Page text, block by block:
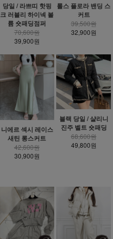
당일 / 라쁘띠 핫핑
크 러블리 하이넥 볼
륨 숏패딩점퍼
70,600원
39,900원
롤스 플로라 밴딩 스
커트
39,500원
32,900원
니에르 섹시 레이스
새틴 롱스커트
42,600원
30,900원
블랙 당일 / 샬리니
진주 벨트 숏패딩
68,600원
49,800원